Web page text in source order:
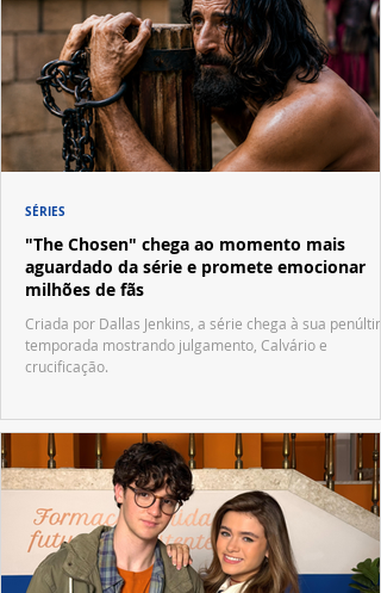
"The Chosen" chega ao momento mais
aguardado da série e promete emocionar
milhões de fãs
Criada por Dallas Jenkins, a série chega à sua
temporada mostrando julgamento, Calvário e
crucificação.
SÉRIES